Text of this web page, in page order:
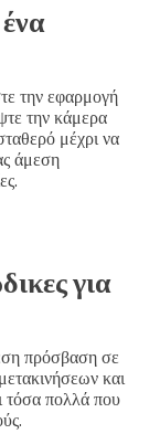
την εφαρμογή
την κάμερα
μέχρι να
άμεση
για
πρόσβαση σε
και
τόσα πολλά που